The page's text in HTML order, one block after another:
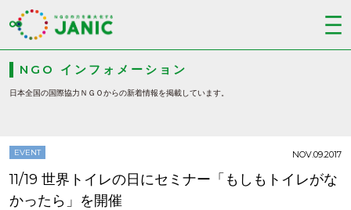
NGO インフォメーション
日本全国の国際協力ＮＧＯからの新着情報を掲載しています。
EVENT
11/19 世界トイレの日にセミナー「もしもトイレがな
かったら」を開催
NOV.09.2017